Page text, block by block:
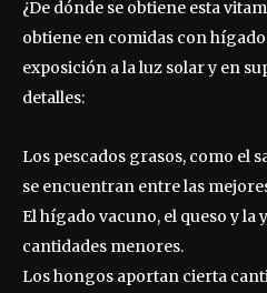
¿De dónde se obtiene esta
obtiene en comidas con
exposición a la luz solar y en
detalles:
Los pescados grasos, como el
se encuentran entre las
El hígado vacuno, el queso y la
cantidades menores.
Los hongos aportan cierta